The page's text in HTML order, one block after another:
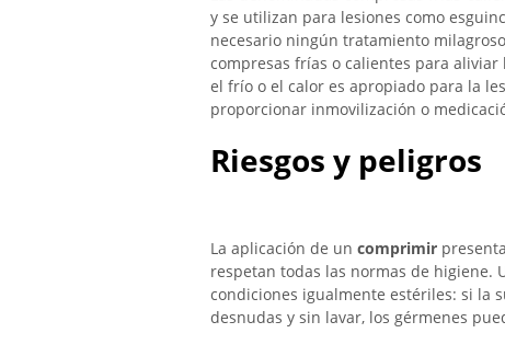
y se utilizan para lesiones como
necesario ningún tratamiento
compresas frías o calientes para
el frío o el calor es apropiado para la
proporcionar inmovilización o
Riesgos y peligros
La aplicación de un comprimir
respetan todas las normas de higiene.
condiciones igualmente estériles: si la
desnudas y sin lavar, los gérmenes